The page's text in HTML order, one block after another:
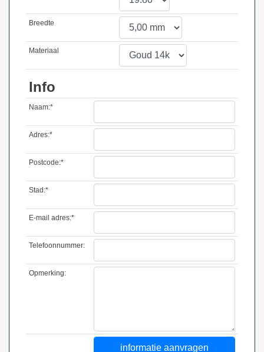
Breedte
Materiaal
Info
Naam:*
Adres:*
Postcode:*
Stad:*
E-mail adres:*
Telefoonnummer:
Opmerking: